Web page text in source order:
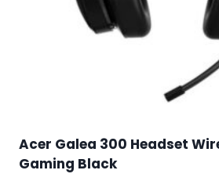
Acer Galea 300 Headset
Gaming Black